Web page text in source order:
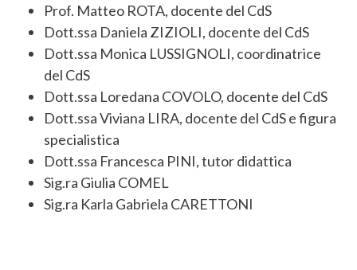
Prof. Matteo ROTA, docente del CdS
Dott.ssa Daniela ZIZIOLI, docente del CdS
Dott.ssa Monica LUSSIGNOLI, coordinatrice
del CdS
Dott.ssa Loredana COVOLO, docente del CdS
Dott.ssa Viviana LIRA, docente del CdS e figura
specialistica
Dott.ssa Francesca PINI, tutor didattica
Sig.ra Giulia COMEL
Sig.ra Karla Gabriela CARETTONI